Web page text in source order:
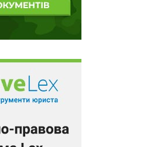
від окупантів у складі 24-ї
бригади ЗСУ.
дивом, йому вдалося
бійцю довелося
повністю.
а й зміг повернутися до